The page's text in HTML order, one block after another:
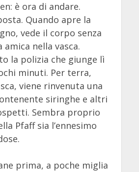
è ora di andare.
Quando apre la
vede il corpo senza
amica nella vasca.
la polizia che giunge lì
minuti. Per terra,
viene rinvenuta una
siringhe e altri
Sembra proprio
Pfaff sia l’ennesimo
prima, a poche miglia